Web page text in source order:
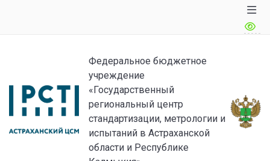
Федеральное бюджетное
учреждение
«Государственный
региональный центр
стандартизации, метрологии и
испытаний в Астраханской
области и Республике